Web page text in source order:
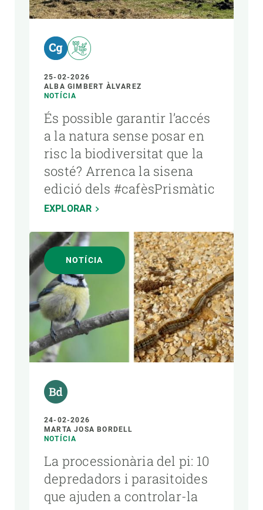
25-02-2026
ALBA GIMBERT ÀLVAREZ
NOTÍCIA
És possible garantir l’accés
a la natura sense posar en
risc la biodiversitat que la
sosté? Arrenca la sisena
edició dels #cafèsPrismàtic
EXPLORAR
NOTÍCIA
24-02-2026
MARTA JOSA BORDELL
NOTÍCIA
La processionària del pi: 10
depredadors i parasitoides
que ajuden a controlar-la